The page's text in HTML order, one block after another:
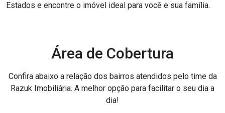
Estados e encontre o imóvel ideal para você e sua família.
Área de Cobertura
Confira abaixo a relação dos bairros atendidos pelo time da
Razuk Imobiliária. A melhor opção para facilitar o seu dia a
dia!